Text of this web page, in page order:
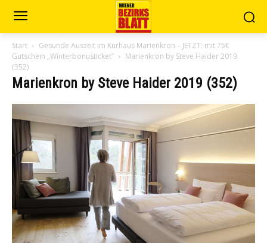
Start
Gesunde Auszeit im Kurhaus Marienkron – JETZT: mit 75€
Gutschein „Winterbonusticket“
Marienkron by Steve Haider 2019
(352)
Marienkron by Steve Haider 2019 (352)